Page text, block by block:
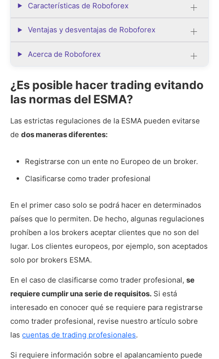
Características de Roboforex
Ventajas y desventajas de Roboforex
Acerca de Roboforex
¿Es posible hacer trading evitando
las normas del ESMA?
Las estrictas regulaciones de la ESMA pueden evitarse
dedos maneras diferentes:
Registrarse con un ente no Europeo de un broker.
Clasificarse como trader profesional
En el primer caso solo se podrá hacer en determinados
países que lo permiten. De hecho, algunas regulaciones
prohíben a los brokers aceptar clientes que no son del
lugar. Los clientes europeos, por ejemplo, son aceptados
solo por brokers ESMA.
En el caso de clasificarse como trader profesional,se
requiere cumplir una serie de requisitos. Si está
interesado en conocer qué se requiere para registrarse
como trader profesional, revise nuestro artículo sobre
lascuentas de trading profesionales.
Si requiere información sobre el apalancamiento puede